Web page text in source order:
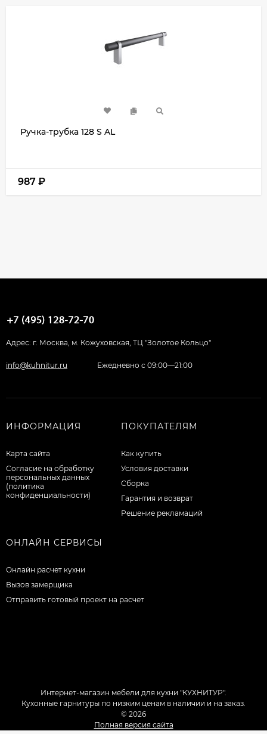
Ручка-трубка 128 S AL
987 ₽
Адрес: г. Москва, м. Кожуховская, ТЦ "Золотое Кольцо"
info@kuhnitur.ru Ежедневно с 09:00—21:00
ИНФОРМАЦИЯ
Карта сайта
Согласие на обработку
персональных данных
(политика
конфиденциальности)
ПОКУПАТЕЛЯМ
Как купить
Условия доставки
Сборка
Гарантия и возврат
Решение рекламаций
ОНЛАЙН СЕРВИСЫ
Онлайн расчет кухни
Вызов замерщика
Отправить готовый проект на расчет
Интернет-магазин мебели для кухни "КУХНИТУР".
Кухонные гарнитуры по низким ценам в наличии и на заказ.
© 2026
Полная версия сайта